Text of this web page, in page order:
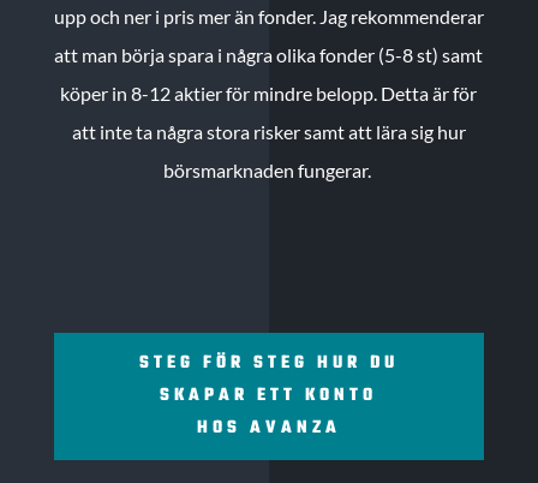
upp och ner i pris mer än fonder. Jag rekommenderar
att man börja spara i några olika fonder (5-8 st) samt
köper in 8-12 aktier för mindre belopp. Detta är för
att inte ta några stora risker samt att lära sig hur
börsmarknaden fungerar.
STEG FÖR STEG HUR DU
SKAPAR ETT KONTO
HOS AVANZA